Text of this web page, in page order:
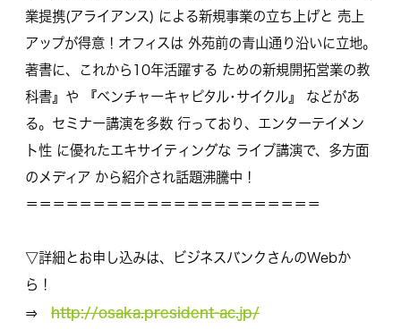
業提携(アライアンス) による新規事業の立ち上げと 売上
アップが得意！オフィスは 外苑前の青山通り沿いに立地。
著書に、これから10年活躍する ための新規開拓営業の教
科書』や 『ベンチャーキャピタル･サイクル』 などがあ
る。セミナー講演を多数 行っており、エンターテイメン
ト性 に優れたエキサイティングな ライブ講演で、多方面
のメディア から紹介され話題沸騰中！
＝＝＝＝＝＝＝＝＝＝＝＝＝＝＝＝＝＝＝＝＝＝
▽詳細とお申し込みは、ビジネスバンクさんのWebか
ら！
⇒ http://osaka.president-ac.jp/